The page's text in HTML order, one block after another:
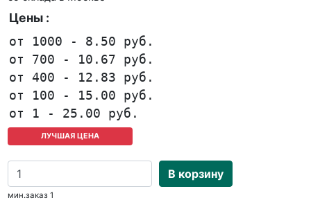
Цены :
от 1000 - 8.50 руб.
от 700 - 10.67 руб.
от 400 - 12.83 руб.
от 100 - 15.00 руб.
от 1 - 25.00 руб.
ЛУЧШАЯ ЦЕНА
В корзину
мин.заказ 1